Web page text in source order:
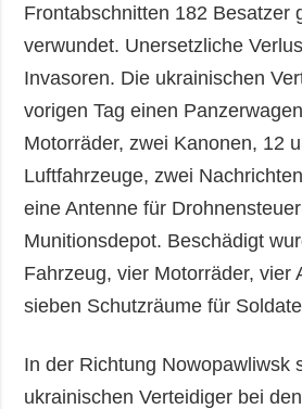
Frontabschnitten 182 Besatzer
verwundet. Unersetzliche
Invasoren. Die ukrainischen
vorigen Tag einen
Motorräder, zwei Kanonen, 12
Luftfahrzeuge, zwei
eine Antenne für
Munitionsdepot. Beschädigt
Fahrzeug, vier Motorräder, vier
sieben Schutzräume für
In der Richtung Nowopawliwsk
ukrainischen Verteidiger bei